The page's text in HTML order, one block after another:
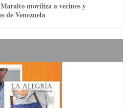
moviliza a vecinos y
de Venezuela